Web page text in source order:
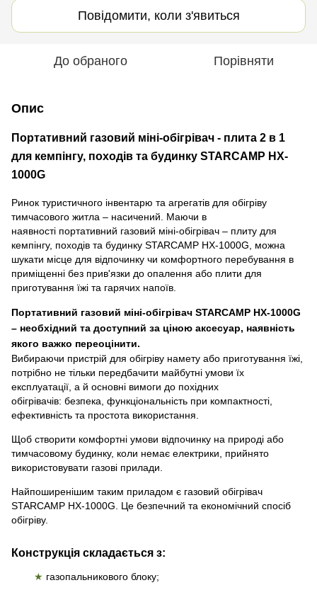
Повідомити, коли з'явиться
До обраного Порівняти
Опис
Портативний газовий міні-обігрівач - плита 2 в 1
для кемпінгу, походів та будинку STARCAMP HX-
1000G
Ринок туристичного інвентарю та агрегатів для обігріву
тимчасового житла – насичений. Маючи в
наявності портативний газовий міні-обігрівач – плиту для
кемпінгу, походів та будинку STARCAMP HX-1000G, можна
шукати місце для відпочинку чи комфортного перебування в
приміщенні без прив'язки до опалення або плити для
приготування їжі та гарячих напоїв.
Портативний газовий міні-обігрівач STARCAMP HX-1000G
– необхідний та доступний за ціною аксесуар, наявність
якого важко переоцінити.
Вибираючи пристрій для обігріву намету або приготування їжі,
потрібно не тільки передбачити майбутні умови їх
експлуатації, а й основні вимоги до похідних
обігрівачів: безпека, функціональність при компактності,
ефективність та простота використання.
Щоб створити комфортні умови відпочинку на природі або
тимчасовому будинку, коли немає електрики, прийнято
використовувати газові прилади.
Найпоширенішим таким приладом є газовий обігрівач
STARCAMP HX-1000G. Це безпечний та економічний спосіб
обігріву.
Конструкція складається з:
★ газопальникового блоку;